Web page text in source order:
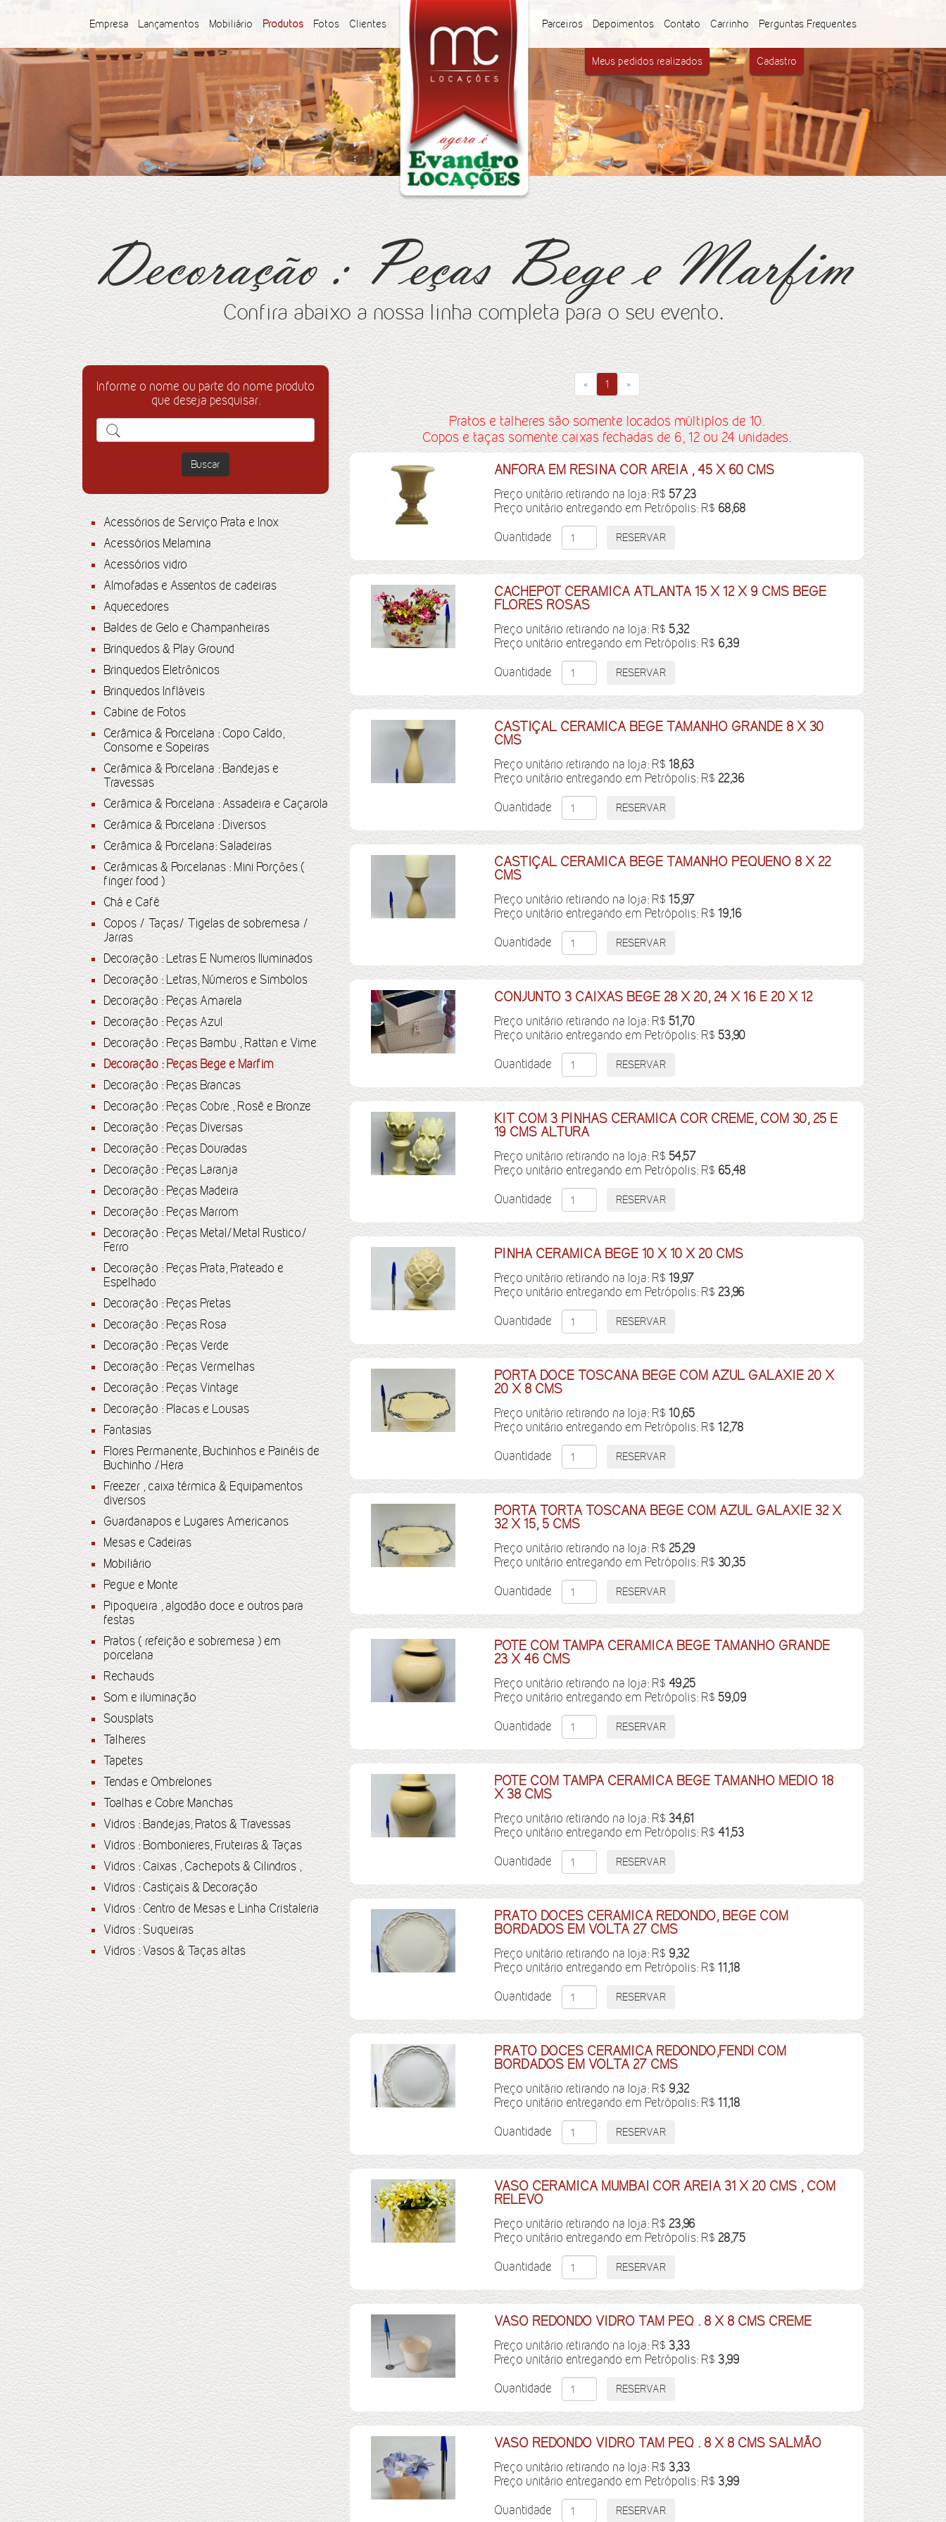
Empresa Lançamentos Mobiliário Produtos Fotos Clientes Parceiros Depoimentos Contato Carrinho Perguntas Frequentes
Meus pedidos realizados Cadastro
Decoração : Peças Bege e Marfim
Confira abaixo a nossa linha completa para o seu evento.
Informe o nome ou parte do nome produto
que deseja pesquisar.
Buscar
Acessórios de Serviço Prata e Inox
Acessórios Melamina
Acessórios vidro
Almofadas e Assentos de cadeiras
Aquecedores
Baldes de Gelo e Champanheiras
Brinquedos & Play Ground
Brinquedos Eletrônicos
Brinquedos Infláveis
Cabine de Fotos
Cerâmica & Porcelana : Copo Caldo,
Consome e Sopeiras
Cerâmica & Porcelana : Bandejas e
Travessas
Cerâmica & Porcelana : Assadeira e Caçarola
Cerâmica & Porcelana : Diversos
Cerâmica & Porcelana: Saladeiras
Cerâmicas & Porcelanas : Mini Porções (
finger food )
Chá e Café
Copos / Taças/ Tigelas de sobremesa /
Jarras
Decoração : Letras E Numeros Iluminados
Decoração : Letras, Números e Simbolos
Decoração : Peças Amarela
Decoração : Peças Azul
Decoração : Peças Bambu , Rattan e Vime
Decoração : Peças Bege e Marfim
Decoração : Peças Brancas
Decoração : Peças Cobre , Rosê e Bronze
Decoração : Peças Diversas
Decoração : Peças Douradas
Decoração : Peças Laranja
Decoração : Peças Madeira
Decoração : Peças Marrom
Decoração : Peças Metal/Metal Rustico/
Ferro
Decoração : Peças Prata, Prateado e
Espelhado
Decoração : Peças Pretas
Decoração : Peças Rosa
Decoração : Peças Verde
Decoração : Peças Vermelhas
Decoração : Peças Vintage
Decoração : Placas e Lousas
Fantasias
Flores Permanente, Buchinhos e Painéis de
Buchinho /Hera
Freezer , caixa térmica & Equipamentos
diversos
Guardanapos e Lugares Americanos
Mesas e Cadeiras
Mobiliário
Pegue e Monte
Pipoqueira , algodão doce e outros para
festas
Pratos ( refeição e sobremesa ) em
porcelana
Rechauds
Som e iluminação
Sousplats
Talheres
Tapetes
Tendas e Ombrelones
Toalhas e Cobre Manchas
Vidros : Bandejas, Pratos & Travessas
Vidros : Bombonieres, Fruteiras & Taças
Vidros : Caixas , Cachepots & Cilindros ,
Vidros : Castiçais & Decoração
Vidros : Centro de Mesas e Linha Cristaleria
Vidros : Suqueiras
Vidros : Vasos & Taças altas
« 1 »
Pratos e talheres são somente locados múltiplos de 10.
Copos e taças somente caixas fechadas de 6, 12 ou 24 unidades.
ANFORA EM RESINA COR AREIA , 45 X 60 CMS
Preço unitário retirando na loja: R$ 57,23
Preço unitário entregando em Petrópolis: R$ 68,68
Quantidade
CACHEPOT CERAMICA ATLANTA 15 X 12 X 9 CMS BEGE
FLORES ROSAS
Preço unitário retirando na loja: R$ 5,32
Preço unitário entregando em Petrópolis: R$ 6,39
Quantidade
CASTIÇAL CERAMICA BEGE TAMANHO GRANDE 8 X 30
CMS
Preço unitário retirando na loja: R$ 18,63
Preço unitário entregando em Petrópolis: R$ 22,36
Quantidade
CASTIÇAL CERAMICA BEGE TAMANHO PEQUENO 8 X 22
CMS
Preço unitário retirando na loja: R$ 15,97
Preço unitário entregando em Petrópolis: R$ 19,16
Quantidade
CONJUNTO 3 CAIXAS BEGE 28 X 20, 24 X 16 E 20 X 12
Preço unitário retirando na loja: R$ 51,70
Preço unitário entregando em Petrópolis: R$ 53,90
Quantidade
KIT COM 3 PINHAS CERAMICA COR CREME, COM 30, 25 E
19 CMS ALTURA
Preço unitário retirando na loja: R$ 54,57
Preço unitário entregando em Petrópolis: R$ 65,48
Quantidade
PINHA CERAMICA BEGE 10 X 10 X 20 CMS
Preço unitário retirando na loja: R$ 19,97
Preço unitário entregando em Petrópolis: R$ 23,96
Quantidade
PORTA DOCE TOSCANA BEGE COM AZUL GALAXIE 20 X
20 X 8 CMS
Preço unitário retirando na loja: R$ 10,65
Preço unitário entregando em Petrópolis: R$ 12,78
Quantidade
PORTA TORTA TOSCANA BEGE COM AZUL GALAXIE 32 X
32 X 15, 5 CMS
Preço unitário retirando na loja: R$ 25,29
Preço unitário entregando em Petrópolis: R$ 30,35
Quantidade
POTE COM TAMPA CERAMICA BEGE TAMANHO GRANDE
23 X 46 CMS
Preço unitário retirando na loja: R$ 49,25
Preço unitário entregando em Petrópolis: R$ 59,09
Quantidade
POTE COM TAMPA CERAMICA BEGE TAMANHO MEDIO 18
X 38 CMS
Preço unitário retirando na loja: R$ 34,61
Preço unitário entregando em Petrópolis: R$ 41,53
Quantidade
PRATO DOCES CERAMICA REDONDO, BEGE COM
BORDADOS EM VOLTA 27 CMS
Preço unitário retirando na loja: R$ 9,32
Preço unitário entregando em Petrópolis: R$ 11,18
Quantidade
PRATO DOCES CERAMICA REDONDO,FENDI COM
BORDADOS EM VOLTA 27 CMS
Preço unitário retirando na loja: R$ 9,32
Preço unitário entregando em Petrópolis: R$ 11,18
Quantidade
VASO CERAMICA MUMBAI COR AREIA 31 X 20 CMS , COM
RELEVO
Preço unitário retirando na loja: R$ 23,96
Preço unitário entregando em Petrópolis: R$ 28,75
Quantidade
VASO REDONDO VIDRO TAM PEQ . 8 X 8 CMS CREME
Preço unitário retirando na loja: R$ 3,33
Preço unitário entregando em Petrópolis: R$ 3,99
Quantidade
VASO REDONDO VIDRO TAM PEQ . 8 X 8 CMS SALMÃO
Preço unitário retirando na loja: R$ 3,33
Preço unitário entregando em Petrópolis: R$ 3,99
Quantidade